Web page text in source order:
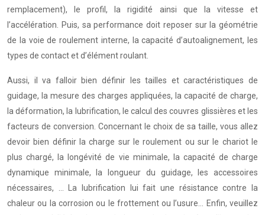
remplacement), le profil, la rigidité ainsi que la vitesse et
l’accélération. Puis, sa performance doit reposer sur la géométrie
de la voie de roulement interne, la capacité d’autoalignement, les
types de contact et d’élément roulant.
Aussi, il va falloir bien définir les tailles et caractéristiques de
guidage, la mesure des charges appliquées, la capacité de charge,
la déformation, la lubrification, le calcul des couvres glissières et les
facteurs de conversion. Concernant le choix de sa taille, vous allez
devoir bien définir la charge sur le roulement ou sur le chariot le
plus chargé, la longévité de vie minimale, la capacité de charge
dynamique minimale, la longueur du guidage, les accessoires
nécessaires, … La lubrification lui fait une résistance contre la
chaleur ou la corrosion ou le frottement ou l’usure… Enfin, veuillez